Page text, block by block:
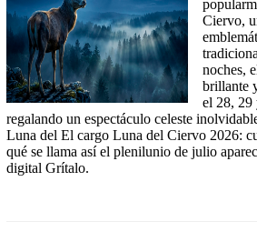
Ciervo,
noches,
brillante
el 28, 29
regalando un espectáculo celeste
Luna del El cargo Luna del Ciervo 2026:
qué se llama así el plenilunio de julio
digital Grítalo.